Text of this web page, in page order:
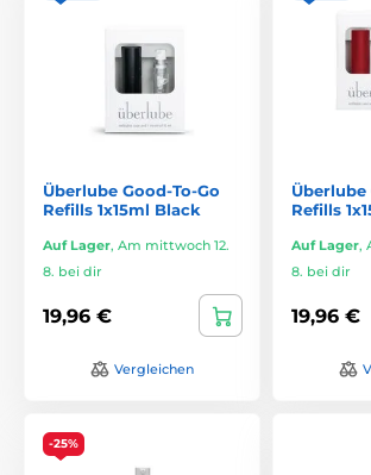
Überlube Good-To-Go
Refills 1x15ml Black
Auf Lager, Am mittwoch 12.
8. bei dir
19,96 €
Vergleichen
Überlube
Refills
Auf Lager,
8. bei dir
19,96 €
-25%